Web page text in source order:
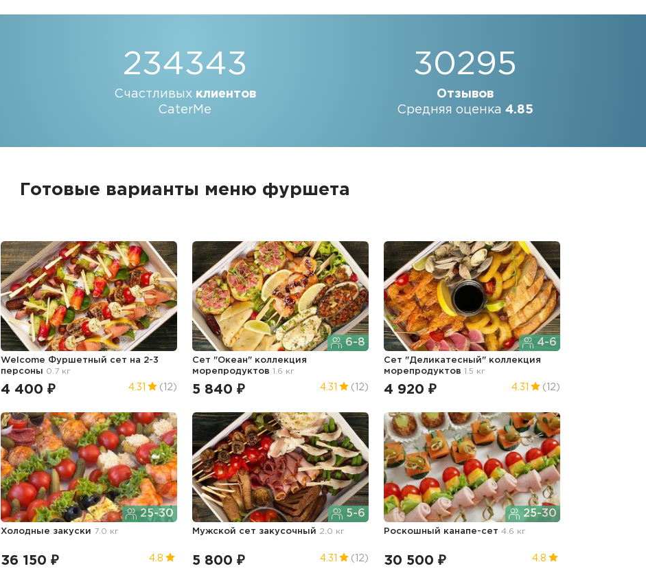
234343
Счастливых клиентов
CaterMe
30295
Отзывов
Средняя оценка 4.85
Готовые варианты меню фуршета
Welcome Фуршетный сет на 2-3
персоны 0.7 кг
4 400 ₽ 4.31 (12)
6-8
Сет "Океан" коллекция
морепродуктов1.6 кг
5 840 ₽ 4.31 (12)
4-6
Сет "Деликатесный" коллекция
морепродуктов1.5 кг
4 920 ₽ 4.31 (12)
25-30
Холодные закуски 7.0 кг
36 150 ₽ 4.8
5-6
Мужской сет закусочный 2.0 кг
5 800 ₽ 4.31 (12)
25-30
Роскошный канапе-сет4.6 кг
30 500 ₽ 4.8